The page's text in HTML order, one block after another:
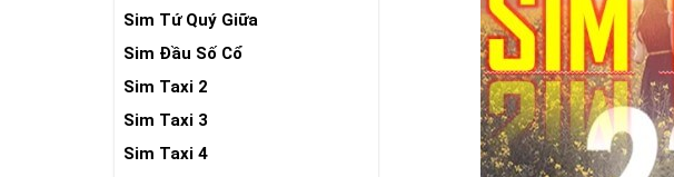
Sim Tứ Quý Giữa
Sim Đầu Số Cổ
Sim Taxi 2
Sim Taxi 3
Sim Taxi 4